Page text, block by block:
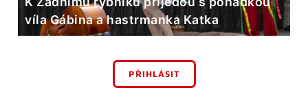
víla Gábina a hastrmanka Katka
PŘIHLÁSIT